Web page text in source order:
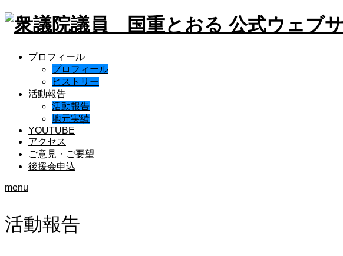
プロフィール
プロフィール
ヒストリー
活動報告
活動報告
地元実績
YOUTUBE
アクセス
ご意見・ご要望
後援会申込
menu
活動報告